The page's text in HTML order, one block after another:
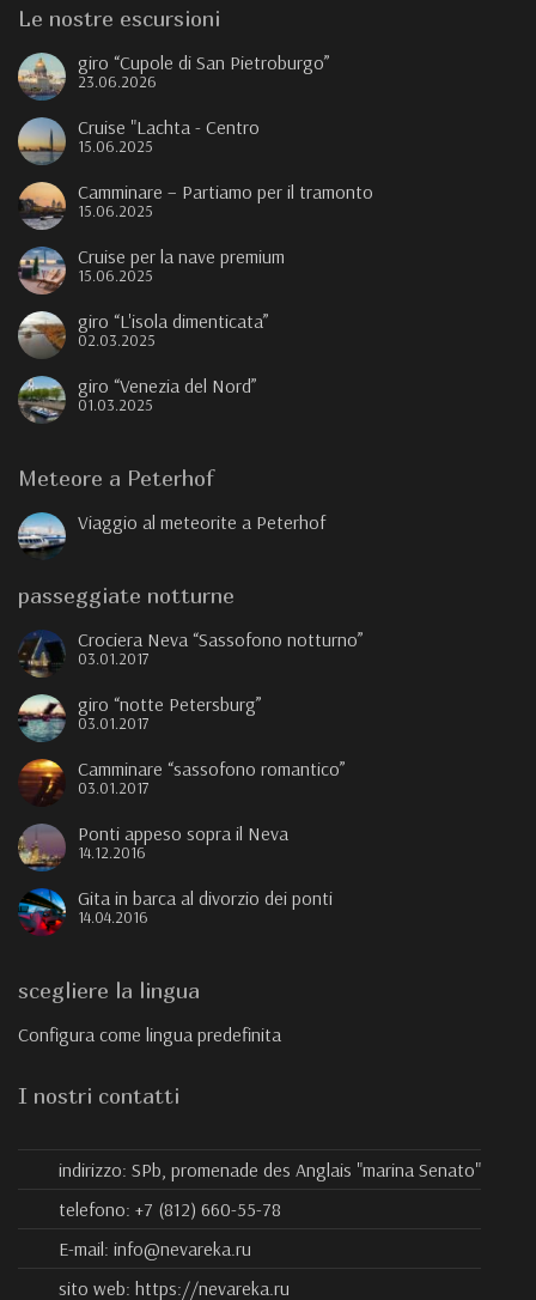
Le nostre escursioni
giro “Cupole di San Pietroburgo”
23.06.2026
Cruise "Lachta - Centro
15.06.2025
Camminare – Partiamo per il tramonto
15.06.2025
Cruise per la nave premium
15.06.2025
giro “L'isola dimenticata”
02.03.2025
giro “Venezia del Nord”
01.03.2025
Meteore a Peterhof
Viaggio al meteorite a Peterhof
passeggiate notturne
Crociera Neva “Sassofono notturno”
03.01.2017
giro “notte Petersburg”
03.01.2017
Camminare “sassofono romantico”
03.01.2017
Ponti appeso sopra il Neva
14.12.2016
Gita in barca al divorzio dei ponti
14.04.2016
scegliere la lingua
Configura come lingua predefinita
I nostri contatti
indirizzo: SPb, promenade des Anglais "marina Senato"
telefono: +7 (812) 660-55-78
E-mail: info@nevareka.ru
sito web: https://nevareka.ru